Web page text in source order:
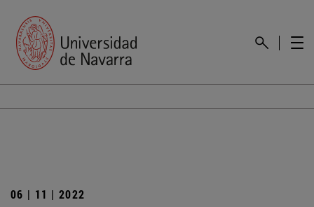
06 | 11 | 2022